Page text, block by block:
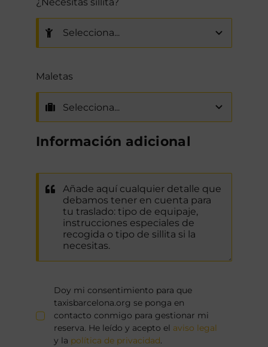
Maletas
Información adicional
Doy mi consentimiento para que
taxisbarcelona.org se ponga en
contacto conmigo para gestionar mi
reserva. He leído y acepto el aviso legal
y la política de privacidad.